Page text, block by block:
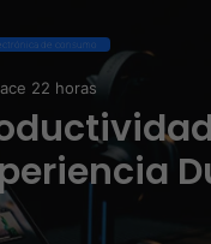
Ciberseguridad
22 horas
en
sigue